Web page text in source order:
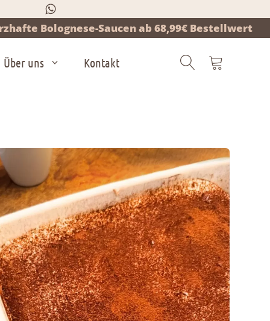
Bolognese-Saucen ab 68,99€ Bestellwert
Über uns Kontakt
search